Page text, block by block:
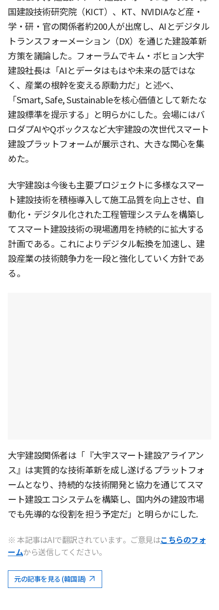
国建設技術研究院（KICT）、KT、NVIDIAなど産・
学・研・官の関係者約200人が出席し、AIとデジタル
トランスフォーメーション（DX）を通じた建設革新
方策を議論した。フォーラムでキム・ボヒョン大宇
建設社長は「AIとデータはもはや未来の話ではな
く、産業の根幹を変える原動力だ」と述べ、
「Smart, Safe, Sustainableを核心価値として新たな
建設標準を提示する」と明らかにした。会場にはバ
ロダプAIやQボックスなど大宇建設の次世代スマート
建設プラットフォームが展示され、大きな関心を集
めた。
大宇建設は今後も主要プロジェクトに多様なスマー
ト建設技術を積極導入して施工品質を向上させ、自
動化・デジタル化された工程管理システムを構築し
てスマート建設技術の現場適用を持続的に拡大する
計画である。これによりデジタル転換を加速し、建
設産業の技術競争力を一段と強化していく方針であ
る。
大宇建設関係者は「『大宇スマート建設アライアン
ス』は実質的な技術革新を成し遂げるプラットフォ
ームとなり、持続的な技術開発と協力を通じてスマ
ート建設エコシステムを構築し、国内外の建設市場
でも先導的な役割を担う予定だ」と明らかにした.
※ 本記事はAIで翻訳されています。ご意見はこちらのフォ
ームから送信してください。
元の記事を見る (韓国語)